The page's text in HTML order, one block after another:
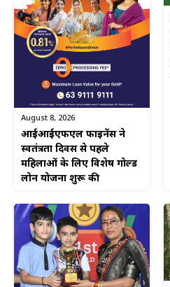
August 8, 2026
आईआईएफएल फाइनेंस ने
स्वतंत्रता दिवस से पहले
महिलाओं के लिए विशेष गोल्ड
लोन योजना शुरू की